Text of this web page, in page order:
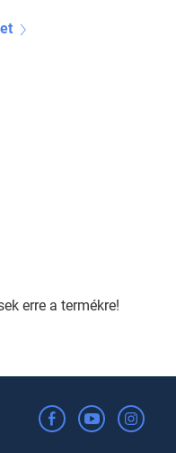
erre a termékre!